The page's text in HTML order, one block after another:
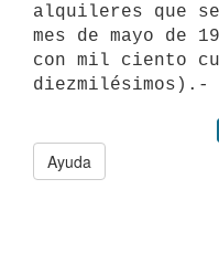
alquileres que
mes de mayo de
con mil ciento
Ayuda